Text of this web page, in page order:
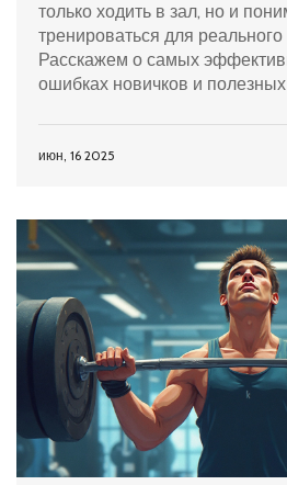
только ходить в зал, но и
тренироваться для
Расскажем о самых
ошибках новичков и
реально ли 'прокачаться' без
июн, 16 2025